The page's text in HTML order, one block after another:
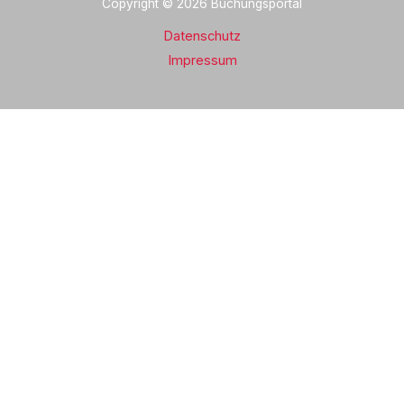
Copyright © 2026 Buchungsportal
Datenschutz
Impressum